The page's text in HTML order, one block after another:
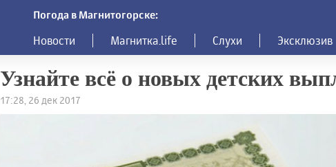
Погода в Магнитогорске:
Новости Магнитка.life Слухи Эксклюзив
Узнайте всё о новых детских
17:28, 26 дек 2017